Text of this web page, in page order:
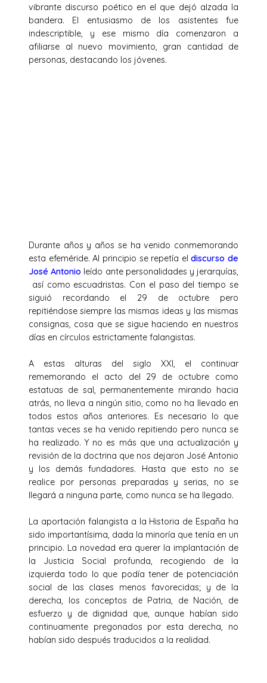
vibrante discurso poético en el que dejó alzada la
bandera. El entusiasmo de los asistentes fue
indescriptible, y ese mismo día comenzaron a
afiliarse al nuevo movimiento, gran cantidad de
personas, destacando los jóvenes.
Durante años y años se ha venido conmemorando
esta efeméride. Al principio se repetía eldiscurso de
José Antonio leído ante personalidades y jerarquías,
así como escuadristas. Con el paso del tiempo se
siguió recordando el 29 de octubre pero
repitiéndose siempre las mismas ideas y las mismas
consignas, cosa que se sigue haciendo en nuestros
días en círculos estrictamente falangistas.
A estas alturas del siglo XXI, el continuar
rememorando el acto del 29 de octubre como
estatuas de sal, permanentemente mirando hacia
atrás, no lleva a ningún sitio, como no ha llevado en
todos estos años anteriores. Es necesario lo que
tantas veces se ha venido repitiendo pero nunca se
ha realizado. Y no es más que una actualización y
revisión de la doctrina que nos dejaron José Antonio
y los demás fundadores. Hasta que esto no se
realice por personas preparadas y serias, no se
llegará a ninguna parte, como nunca se ha llegado.
La aportación falangista a la Historia de España ha
sido importantísima, dada la minoría que tenía en un
principio. La novedad era querer la implantación de
la Justicia Social profunda, recogiendo de la
izquierda todo lo que podía tener de potenciación
social de las clases menos favorecidas; y de la
derecha, los conceptos de Patria, de Nación, de
esfuerzo y de dignidad que, aunque habían sido
continuamente pregonados por esta derecha, no
habían sido después traducidos a la realidad.